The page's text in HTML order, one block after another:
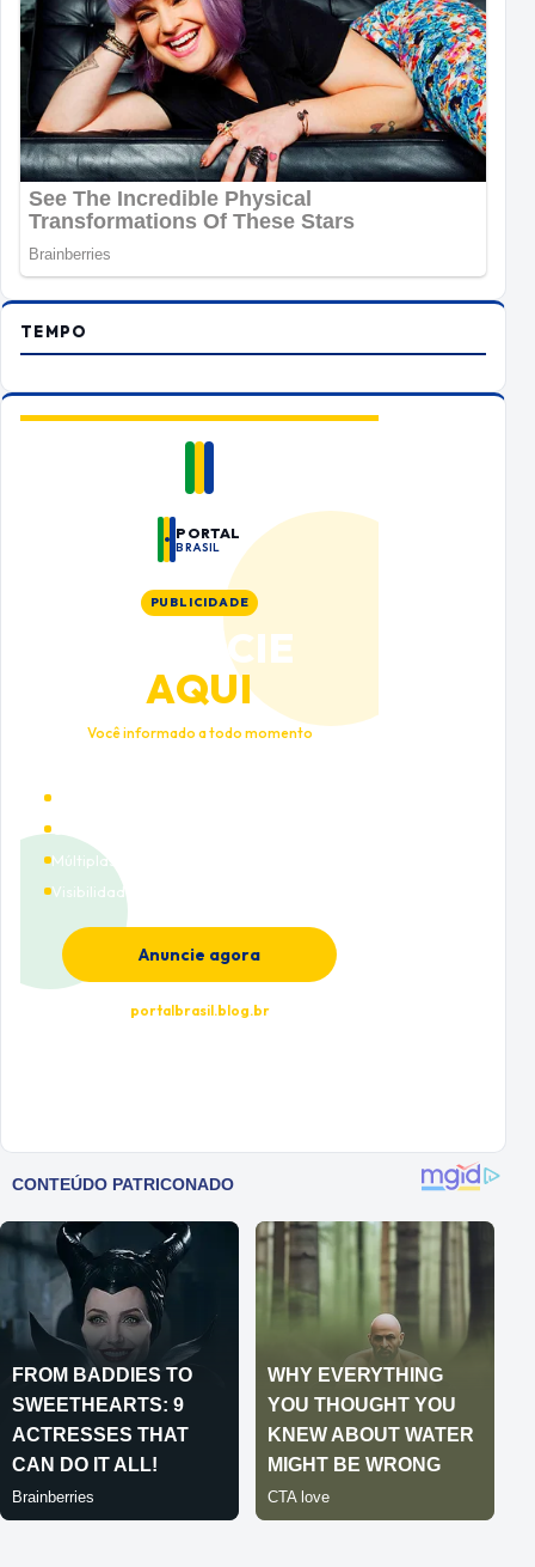
TEMPO
PORTAL
BRASIL
PUBLICIDADE
ANUNCIE
AQUI
Você informado a todo momento
Cobertura nacional
Múltiplas categorias
Visibilidade premium
Anuncie agora
portalbrasil.blog.br